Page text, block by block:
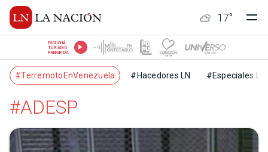
17°
ESCUCHÁ
TU RADIO
PREFERIDA
#TerremotoEnVenezuela #Hacedores LN #Especiales LN
#ADESP